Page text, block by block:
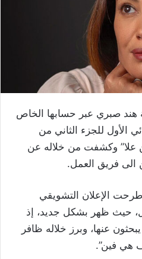
هند صبري عبر حسابها الخاص
الأول للجزء الثاني من
علا” وكشفت من خلاله عن
الى فريق العمل.
الإعلان التشويقي
حيث ظهر بشكل جديد، إذ
عنها، وبرز خلاله ظافر
هي فين”.